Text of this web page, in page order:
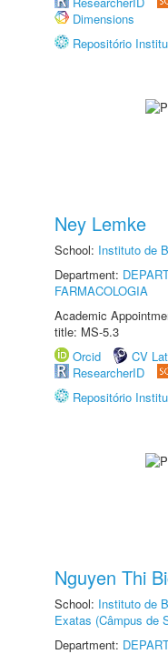
Dimensions
Repositório
Ney Lemke
School: Instituto de
Department:
FARMACOLOGIA
Academic
title: MS-5.3
Orcid
CV
ResearcherID
Repositório
Nguyen Thi
School: Instituto de
Exatas (Câmpus de
Department: